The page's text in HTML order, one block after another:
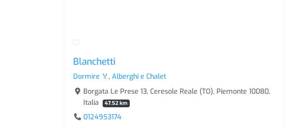
Blanchetti
Dormire 🏅 ,Alberghi e Chalet
Borgata Le Prese 13, Ceresole Reale (TO), Piemonte 10080,
Italia
47.52 km
0124953174